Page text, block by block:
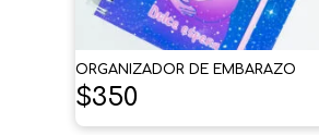
ORGANIZADOR DE EMBARAZO
$350